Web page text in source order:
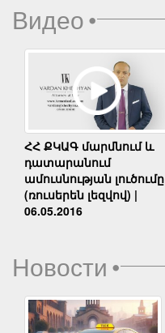
Видео•
ՀՀ ՔԿԱԳ մարմնում և
դատարանում
ամուսնության լուծումը
(ռուսերեն լեզվով) |
06.05.2016
Новости•